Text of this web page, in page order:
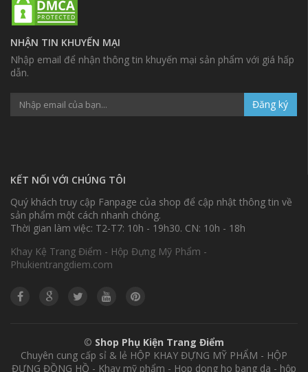
NHẬN TIN KHUYẾN MẠI
Nhập email để nhận thông tin khuyến mại sản phẩm với giá hấp
dẫn.
Đăng ký
KẾT NỐI VỚI CHÚNG TÔI
Quý khách truy cập Fanpage của shop để cập nhật thông tin về
sản phẩm một cách nhanh chóng.
Thời gian làm việc: T2-T7: 10h - 19h30. CN: 10h - 18h
Khay Kệ Trang Điểm - Hộp Đựng Mỹ Phẩm -
Phukientrangdiem.com
© Shop Phụ Kiện Trang Điểm
Chuyên cung cấp sỉ & lẻ HỘP KHAY ĐỰNG MỸ PHẨM - HỘP
ĐỰNG ĐỒNG HỒ - Khay mỹ phẩm - Hop dong ho bang da - hộp